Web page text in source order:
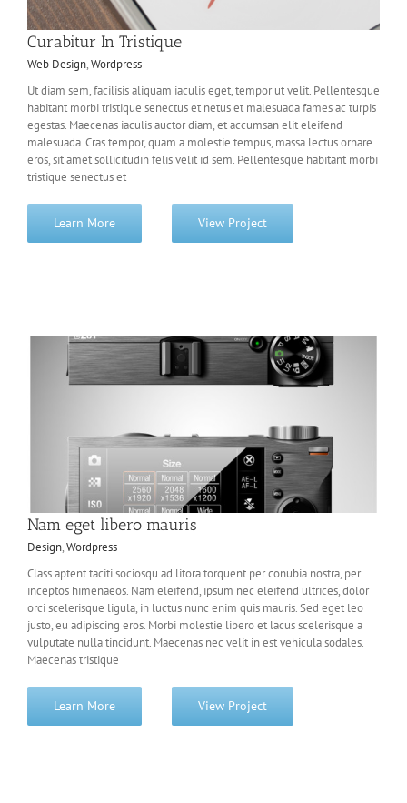
Curabitur In Tristique
Web Design,Wordpress
Ut diam sem, facilisis aliquam iaculis eget, tempor ut velit. Pellentesque
habitant morbi tristique senectus et netus et malesuada fames ac turpis
egestas. Maecenas iaculis auctor diam, et accumsan elit eleifend
malesuada. Cras tempor, quam a molestie tempus, massa lectus ornare
eros, sit amet sollicitudin felis velit id sem. Pellentesque habitant morbi
tristique senectus et
Learn More View Project
Nam eget libero mauris
Design,Wordpress
Class aptent taciti sociosqu ad litora torquent per conubia nostra, per
inceptos himenaeos. Nam eleifend, ipsum nec eleifend ultrices, dolor
orci scelerisque ligula, in luctus nunc enim quis mauris. Sed eget leo
justo, eu adipiscing eros. Morbi molestie libero et lacus scelerisque a
vulputate nulla tincidunt. Maecenas nec velit in est vehicula sodales.
Maecenas tristique
Learn More View Project